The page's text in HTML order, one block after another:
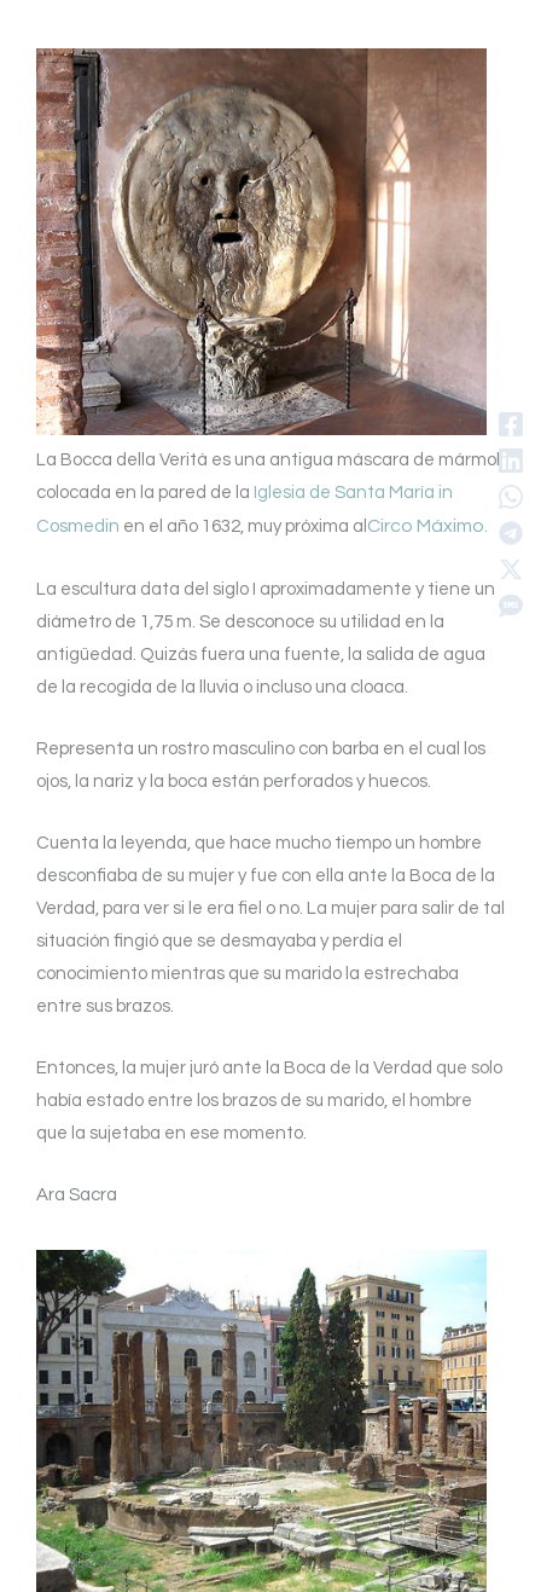
La Bocca della Verità es una antigua máscara de mármol
colocada en la pared de la Iglesia de Santa María in
Cosmedin en el año 1632, muy próxima al Circo Máximo.
La escultura data del siglo I aproximadamente y tiene un
diámetro de 1,75 m. Se desconoce su utilidad en la
antigüedad. Quizás fuera una fuente, la salida de agua
de la recogida de la lluvia o incluso una cloaca.
Representa un rostro masculino con barba en el cual los
ojos, la nariz y la boca están perforados y huecos.
Cuenta la leyenda, que hace mucho tiempo un hombre
desconfiaba de su mujer y fue con ella ante la Boca de la
Verdad, para ver si le era fiel o no. La mujer para salir de tal
situación fingió que se desmayaba y perdía el
conocimiento mientras que su marido la estrechaba
entre sus brazos.
Entonces, la mujer juró ante la Boca de la Verdad que solo
había estado entre los brazos de su marido, el hombre
que la sujetaba en ese momento.
Ara Sacra